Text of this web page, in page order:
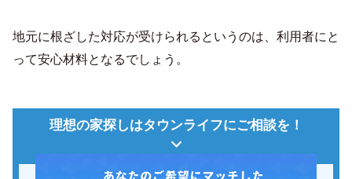
地元に根ざした対応が受けられるというのは、利用者にと
って安心材料となるでしょう。
理想の家探しはタウンライフにご相談を！